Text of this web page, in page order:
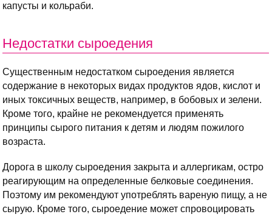
капусты и кольраби.
Недостатки сыроедения
Существенным недостатком сыроедения является
содержание в некоторых видах продуктов ядов, кислот и
иных токсичных веществ, например, в бобовых и зелени.
Кроме того, крайне не рекомендуется применять
принципы сырого питания к детям и людям пожилого
возраста.
Дорога в школу сыроедения закрыта и аллергикам, остро
реагирующим на определенные белковые соединения.
Поэтому им рекомендуют употреблять вареную пищу, а не
сырую. Кроме того, сыроедение может спровоцировать